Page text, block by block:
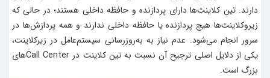
دارند. تین کلاینت‌ها دارای پردازنده و حافظه داخلی هستند؛ در حالی که
زیروکلاینت‌ها هیچ پردازنده یا حافظه داخلی ندارند و همه پردازش‌ها در
سرور انجام می‌شود. عدم نیاز به به‌روزرسانی سیستم‌عامل در زیرکلاینت،
یکی از دلایل اصلی ترجیح آن نسبت به تین کلاینت در Call Centerهای
بزرگ است.